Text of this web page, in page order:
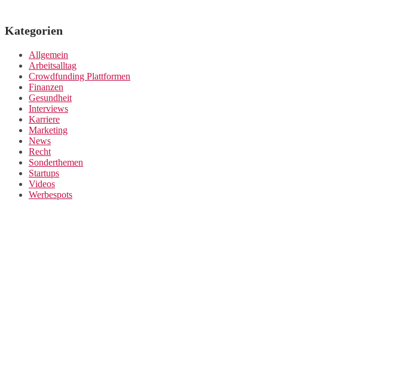
Kategorien
Allgemein
Arbeitsalltag
Crowdfunding Plattformen
Finanzen
Gesundheit
Interviews
Karriere
Marketing
News
Recht
Sonderthemen
Startups
Videos
Werbespots